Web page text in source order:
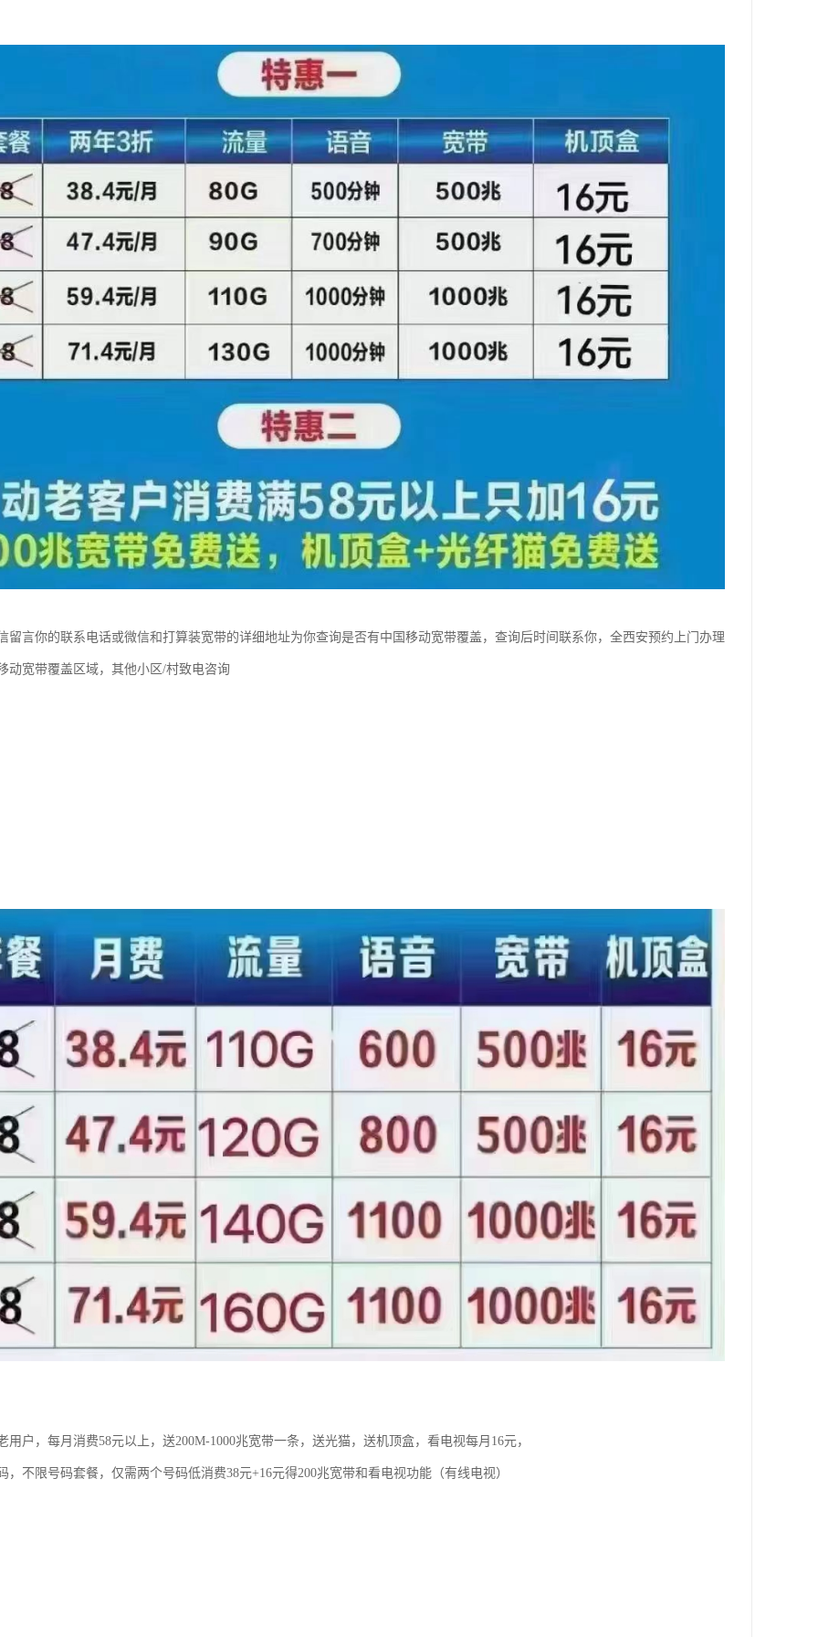
留言你的联系电话或微信和打算装宽带的详细地址为你查询是否有中国移动宽带覆盖，查询后时间联系你，全西安预约上门办理
动宽带覆盖区域，其他小区/村致电咨询
用户，每月消费58元以上，送200M-1000兆宽带一条，送光猫，送机顶盒，看电视每月16元，
，不限号码套餐，仅需两个号码低消费38元+16元得200兆宽带和看电视功能（有线电视）